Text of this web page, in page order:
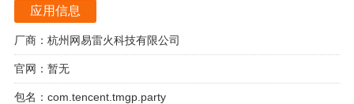
游戏体验。
独特的角色设计让每个小蛋仔都充满个性，玩家可以通过不
同的皮肤和道具来定制自己的角色，增强游戏的趣味性。
音效和配乐精心设计，能够增强玩家的沉浸感，让每一次游
应用信息
厂商：杭州网易雷火科技有限公司
官网：暂无
包名：com.tencent.tmgp.party